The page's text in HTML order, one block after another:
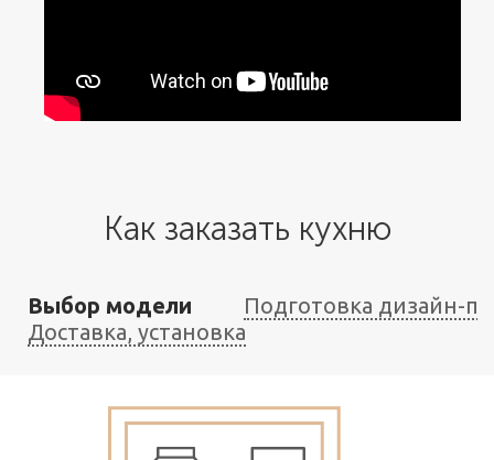
Как заказать кухню
Выбор модели
Подготовка дизайн-
Доставка, установка